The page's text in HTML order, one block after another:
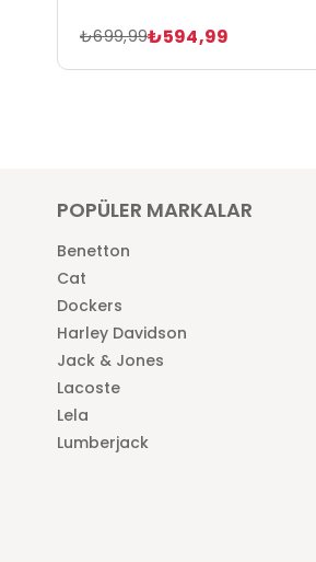
₺594,99
₺699,99
POPÜLER MARKALAR
Benetton
Cat
Dockers
Harley Davidson
Jack & Jones
Lacoste
Lela
Lumberjack